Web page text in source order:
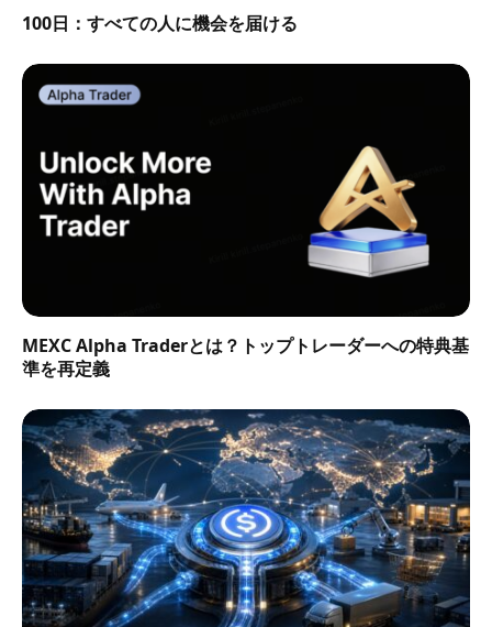
100日：すべての人に機会を届ける
MEXC Alpha Traderとは？トップトレーダーへの特典基
準を再定義